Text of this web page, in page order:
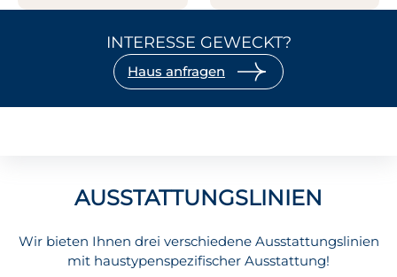
INTERESSE GEWECKT?
Haus anfragen
AUSSTATTUNGSLINIEN
Wir bieten Ihnen drei verschiedene Ausstattungslinien
mit haustypenspezifischer Ausstattung!